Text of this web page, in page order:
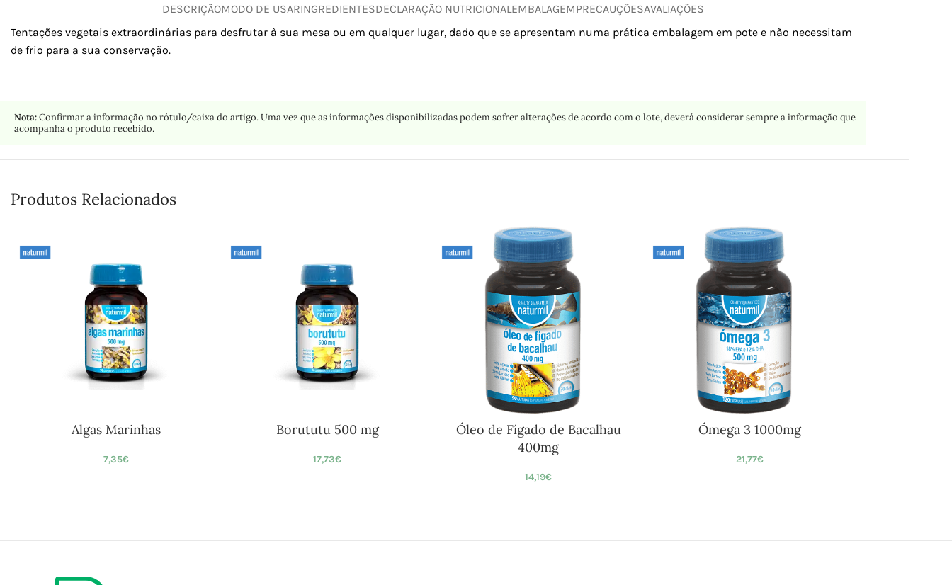
DESCRIÇÃOMODO DE USARINGREDIENTESDECLARAÇÃO NUTRICIONAL EMBALAGEMPRECAUÇÕESAVALIAÇÕES
Tentações vegetais extraordinárias para desfrutar à sua mesa ou em qualquer lugar, dado que se apresentam numa prática embalagem em pote e não necessitam
de frio para a sua conservação.
Nota:Confirmar a informação no rótulo/caixa do artigo. Uma vez que as informações disponibilizadas podem sofrer alterações de acordo com o lote, deverá considerar sempre a informação que
acompanha o produto recebido.
Produtos Relacionados
Algas Marinhas
7,35€
Borututu 500 mg
17,73€
Óleo de Fígado de Bacalhau
400mg
14,19€
Ómega 3 1000mg
21,77€